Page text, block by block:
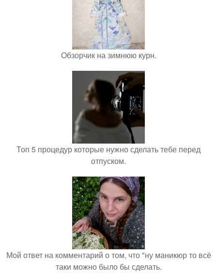
Обзорчик на зимнюю курн.
Топ 5 процедур которые нужно сделать тебе перед
отпуском.
Мой ответ на комментарий о том, что "ну маникюр то всё
таки можно было бы сделать.